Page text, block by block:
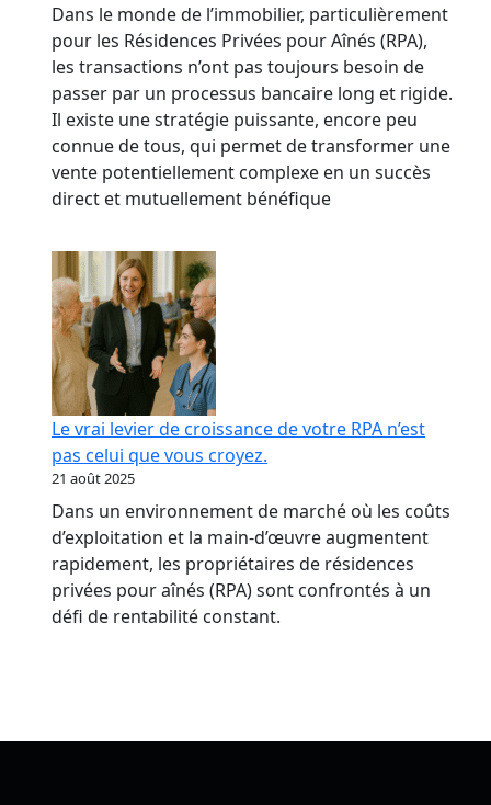
Dans le monde de l’immobilier, particulièrement
pour les Résidences Privées pour Aînés (RPA),
les transactions n’ont pas toujours besoin de
passer par un processus bancaire long et rigide.
Il existe une stratégie puissante, encore peu
connue de tous, qui permet de transformer une
vente potentiellement complexe en un succès
direct et mutuellement bénéfique
Le vrai levier de croissance de votre RPA n’est
pas celui que vous croyez.
21 août 2025
Dans un environnement de marché où les coûts
d’exploitation et la main-d’œuvre augmentent
rapidement, les propriétaires de résidences
privées pour aînés (RPA) sont confrontés à un
défi de rentabilité constant.